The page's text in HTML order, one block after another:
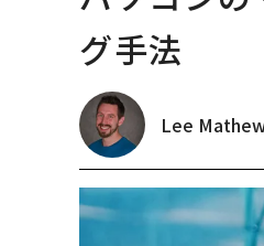
グ手法
Lee